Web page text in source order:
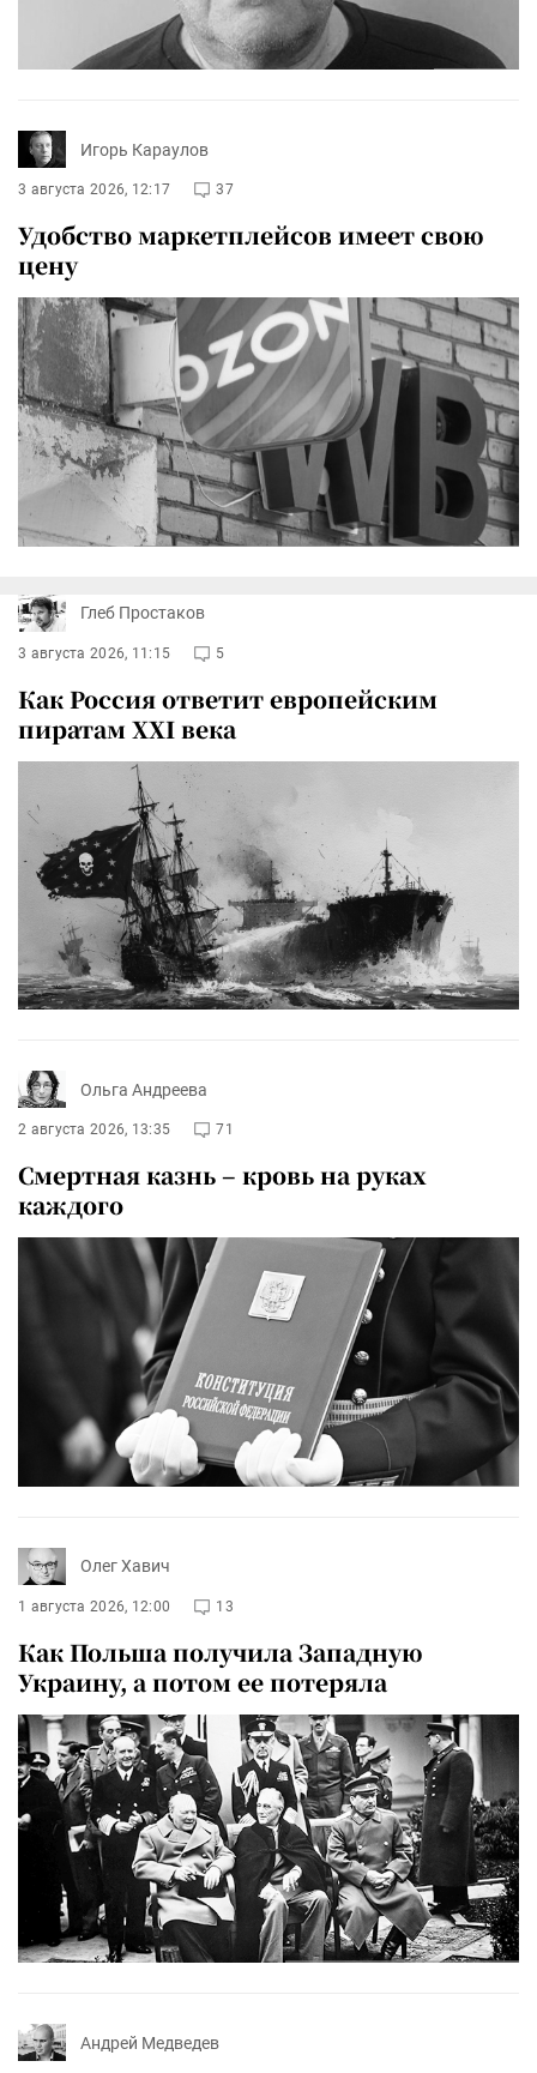
Игорь Караулов
3 августа 2026, 12:17 37
Удобство маркетплейсов имеет свою
цену
Глеб Простаков
3 августа 2026, 11:15 5
Как Россия ответит европейским
пиратам XXI века
Ольга Андреева
2 августа 2026, 13:35 71
Смертная казнь – кровь на руках
каждого
Олег Хавич
1 августа 2026, 12:00 13
Как Польша получила Западную
Украину, а потом ее потеряла
Андрей Медведев